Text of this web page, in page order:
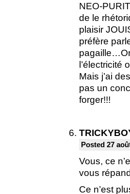
NEO-
de le
plaisir
préfère
l’électricité
Mais j’ai
pas un
forger!!!
Posted 27
Vous, ce
vous
Ce n’est